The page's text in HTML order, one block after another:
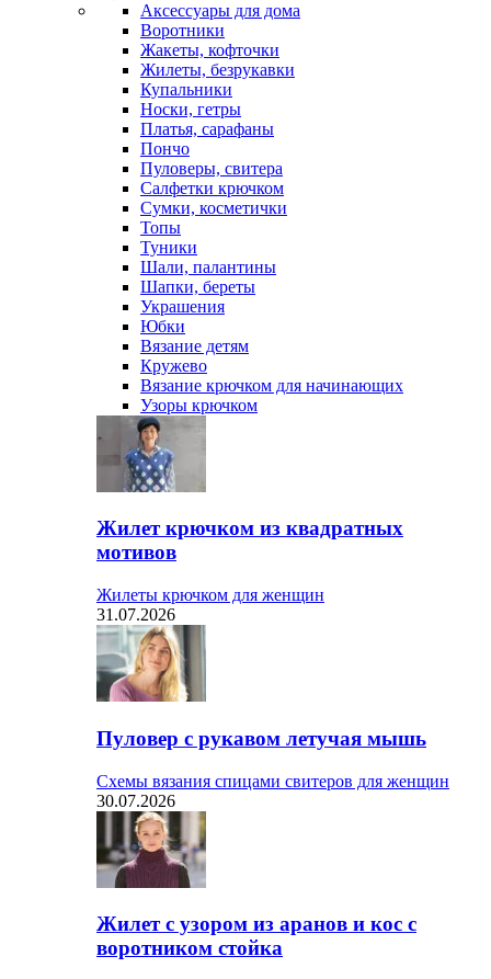
Аксессуары для дома
Воротники
Жакеты, кофточки
Жилеты, безрукавки
Купальники
Носки, гетры
Платья, сарафаны
Пончо
Пуловеры, свитера
Салфетки крючком
Сумки, косметички
Топы
Туники
Шали, палантины
Шапки, береты
Украшения
Юбки
Вязание детям
Кружево
Вязание крючком для начинающих
Узоры крючком
Жилет крючком из квадратных
мотивов
Жилеты крючком для женщин
31.07.2026
Пуловер с рукавом летучая мышь
Схемы вязания спицами свитеров для женщин
30.07.2026
Жилет с узором из аранов и кос с
воротником стойка